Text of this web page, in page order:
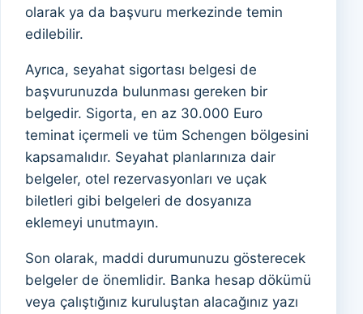
olarak ya da başvuru merkezinde temin
edilebilir.
Ayrıca, seyahat sigortası belgesi de
başvurunuzda bulunması gereken bir
belgedir. Sigorta, en az 30.000 Euro
teminat içermeli ve tüm Schengen bölgesini
kapsamalıdır. Seyahat planlarınıza dair
belgeler, otel rezervasyonları ve uçak
biletleri gibi belgeleri de dosyanıza
eklemeyi unutmayın.
Son olarak, maddi durumunuzu gösterecek
belgeler de önemlidir. Banka hesap dökümü
veya çalıştığınız kuruluştan alacağınız yazı